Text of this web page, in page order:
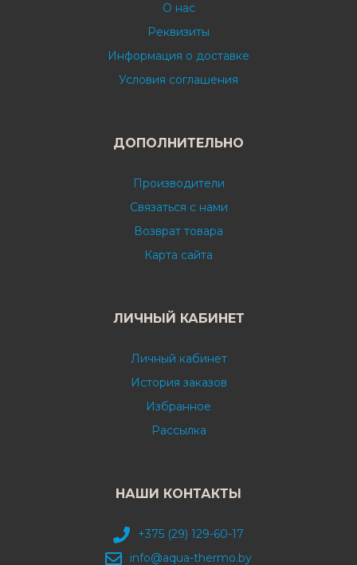
О нас
Реквизиты
Информация о доставке
Условия соглашения
ДОПОЛНИТЕЛЬНО
Производители
Связаться с нами
Возврат товара
Карта сайта
ЛИЧНЫЙ КАБИНЕТ
Личный кабинет
История заказов
Избранное
Рассылка
НАШИ КОНТАКТЫ
+375 (29) 129-60-17
info@aqua-thermo.by